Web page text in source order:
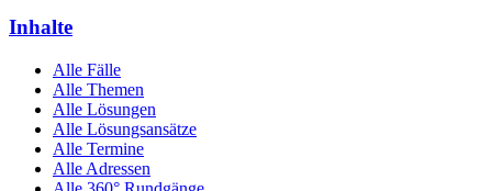
Inhalte
Alle Fälle
Alle Themen
Alle Lösungen
Alle Lösungsansätze
Alle Termine
Alle Adressen